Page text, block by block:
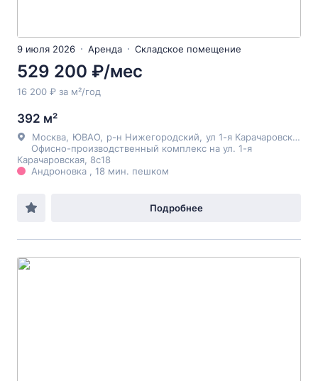
9 июля 2026 Аренда Складское помещение
529 200 ₽/мес
16 200 ₽ за м²/год
392 м²
Москва ЮВАО р-н Нижегородский ул 1-я Карачаровская
Офисно-производственный комплекс на ул. 1-я
Карачаровская, 8с18
Андроновка , 18 мин. пешком
Подробнее